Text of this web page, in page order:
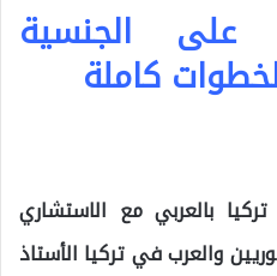
على الجنسية
تركيا بالعربيمع الاستشاري
والعرب في تركيا الأستاذ